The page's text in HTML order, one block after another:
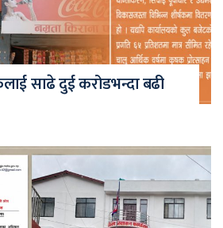
साढे दुई करोडभन्दा बढी